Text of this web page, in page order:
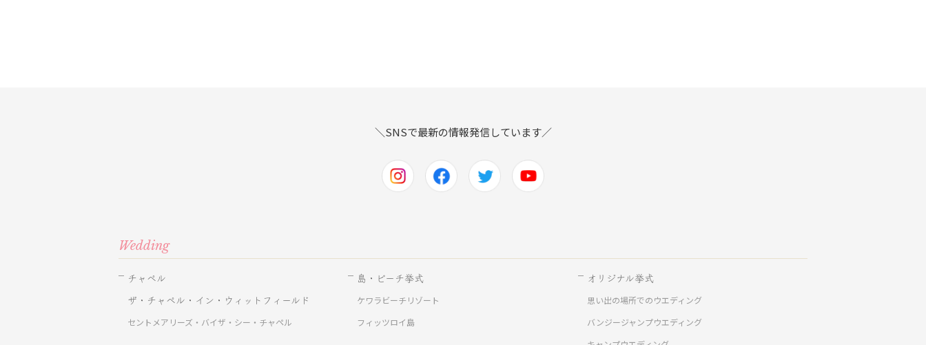
＼SNSで最新の情報発信しています／
Wedding
チャペル
ザ・チャペル・イン・ウィットフィールド
セントメアリーズ・バイザ・シー・チャペル
島・ビーチ挙式
ケワラビーチリゾート
フィッツロイ島
オリジナル挙式
思い出の場所でのウエディング
バンジージャンプウエディング